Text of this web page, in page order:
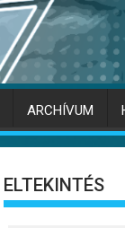
ARCHÍVUM
ELTEKINTÉS